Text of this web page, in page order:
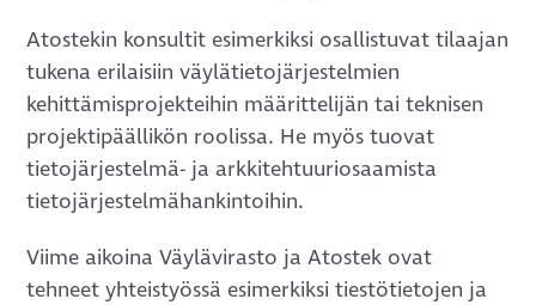
Atostekin konsultit esimerkiksi osallistuvat tilaajan
tukena erilaisiin väylätietojärjestelmien
kehittämisprojekteihin määrittelijän tai teknisen
projektipäällikön roolissa. He myös tuovat
tietojärjestelmä- ja arkkitehtuuriosaamista
tietojärjestelmähankintoihin.
Viime aikoina Väylävirasto ja Atostek ovat
tehneet yhteistyössä esimerkiksi tiestötietojen ja